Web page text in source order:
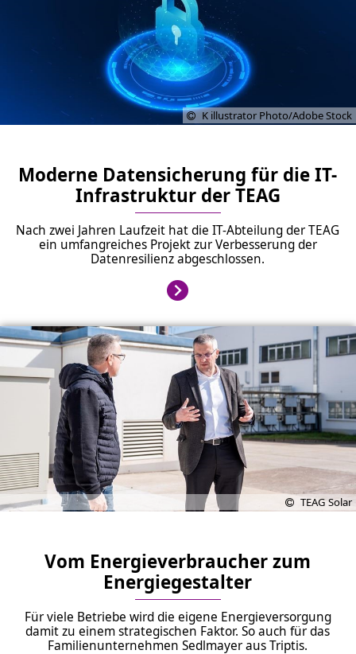
K illustrator Photo/Adobe Stock
Moderne Datensicherung für die IT-
Infrastruktur der TEAG
Nach zwei Jahren Laufzeit hat die IT-Abteilung der TEAG
ein umfangreiches Projekt zur Verbesserung der
Datenresilienz abgeschlossen.
TEAG Solar
Vom Energieverbraucher zum
Energiegestalter
Für viele Betriebe wird die eigene Energieversorgung
damit zu einem strategischen Faktor. So auch für das
Familienunternehmen Sedlmayer aus Triptis.